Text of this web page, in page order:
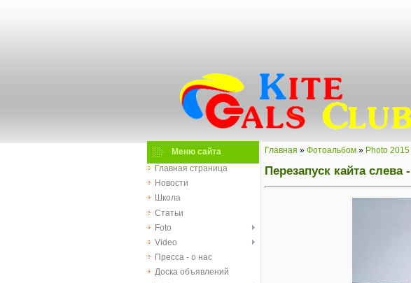
Меню сайта
Главная страница
Новости
Школа
Статьи
Foto
Video
Пресса - о нас
Доска объявлений
Главная » Фотоальбом » Photo 2015
Перезапуск кайта слева